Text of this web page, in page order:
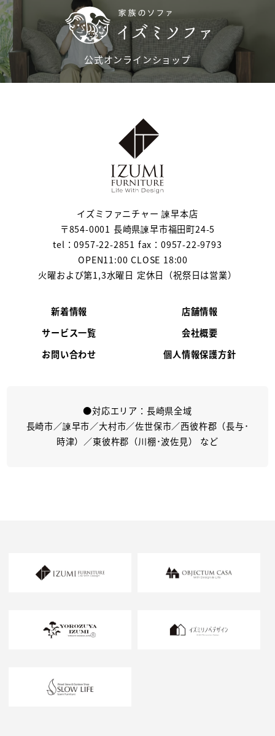
公式オンラインショップ
イズミファニチャー 諫早本店
〒854-0001 長崎県諫早市福田町24-5
tel：0957-22-2851 fax：0957-22-9793
OPEN11:00 CLOSE 18:00
火曜および第1,3水曜日 定休日（祝祭日は営業）
新着情報
店舗情報
サービス一覧
会社概要
お問い合わせ
個人情報保護方針
●対応エリア：長崎県全域
長崎市／諫早市／大村市／佐世保市／西彼杵郡（長与･
時津）／東彼杵郡（川棚･波佐見） など